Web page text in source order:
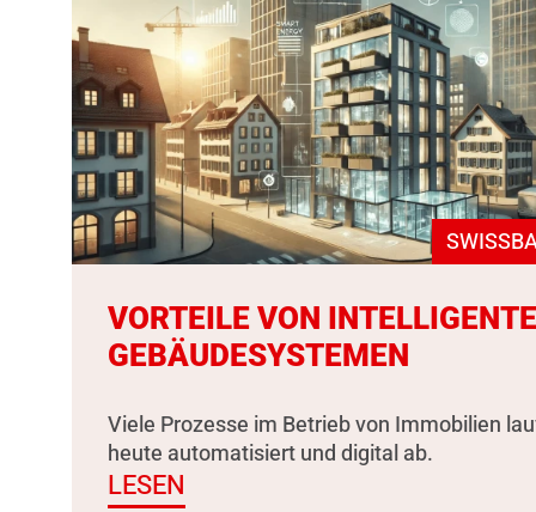
VORTEILE VON
GEBÄUDESYSTEMEN
Viele Prozesse im Betrieb von Immobilien
heute automatisiert und digital ab.
LESEN